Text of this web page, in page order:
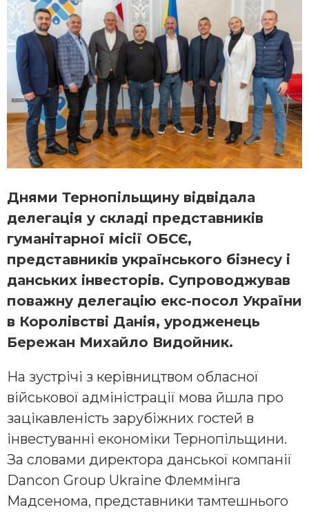
Днями Тернопільщину відвідала
делегація у складі представників
гуманітарної місії ОБСЄ,
представників українського бізнесу і
данських інвесторів. Супроводжував
поважну делегацію екс-посол України
в Королівстві Данія, уродженець
Бережан Михайло Видойник.
На зустрічі з керівництвом обласної
військової адміністрації мова йшла про
зацікавленість зарубіжних гостей в
інвестуванні економіки Тернопільщини.
За словами директора данської компанії
Dancon Group Ukraine Флеммінга
Мадсенома, представники тамтешнього